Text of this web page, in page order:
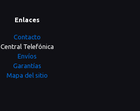
Enlaces
Contacto
Central Telefónica
Envíos
Garantías
Mapa del sitio